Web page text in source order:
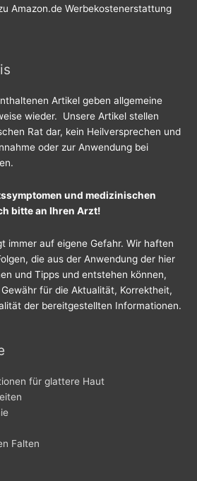
Amazon.de Werbekostenerstattung
Artikel geben allgemeine
wieder. Unsere Artikel stellen
Rat dar, kein Heilversprechen und
oder zur Anwendung bei
und medizinischen
bitte an Ihren Arzt!
immer auf eigene Gefahr. Wir haften
die aus der Anwendung der hier
und Tipps und entstehen können,
für die Aktualität, Korrektheit,
der bereitgestellten Informationen.
für glattere Haut
Falten